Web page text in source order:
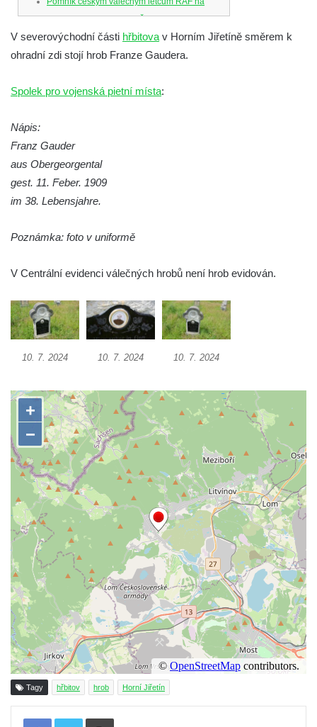
Budějovicích
Pamětní deska Jana Zelenky-Hajského v
Kamenném Újezdu
Kenotaf Václava B. Hájka na starém
hřbitově v Kamenném Újezdě
Pomník obětem válek na Náměstí v
Kenotaf Jana Mojžiše na hřbitově ve
Kenotaf Josefa Jílka na hřbitově ve
Velešíně
Hrob Jana Foitla na hřbitově ve Velešíně
u kostela svatého Václava ve Velešíně
Pamětní deska 240 MILES TO FREEDOM u
pomníku obětem válek na náměstí J. V.
Kamarýta ve Velešíně
Pomník obětem 1. a 2. světové války na
náměstí J. V. Kamarýta ve Velešíně
Pomník obětem 1. a 2. světové války v
Římově
Hrob Petera Korgera a Petra Štindla na
hřbitově v Římově
Pomník obětem 1. světové války v Dolním
Předoníně
Pomník obětem 2. světové války v Plavu
Pamětní deska obětem 1. světové války v
Plavu
V severovýchodní části hřbitova v Horním Jiřetíně směrem k
ohradní zdi stojí hrob Franze Gaudera.
Spolek pro vojenská pietní místa:
Nápis:
Franz Gauder
aus Obergeorgental
gest. 11. Feber. 1909
im 38. Lebensjahre.
Poznámka: foto v uniformě
V Centrální evidenci válečných hrobů není hrob evidován.
10. 7. 2024 10. 7. 2024 10. 7. 2024
Tagy hřbitov hrob Horní Jiřetín
Tisknout